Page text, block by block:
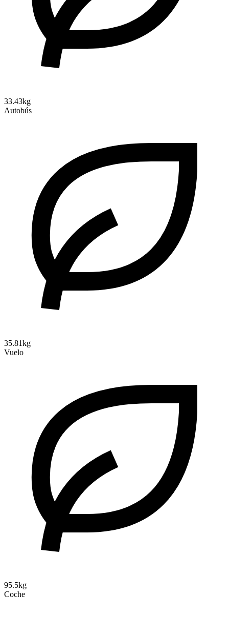
33.43kg
Autobús
35.81kg
Vuelo
95.5kg
Coche